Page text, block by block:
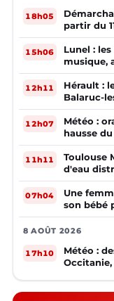
18h05
partir du
15h06
Lunel :
musique,
12h11
Hérault :
Balaruc-
12h07
Météo :
hausse
11h11
Toulouse
d'eau
07h04
Une
son bébé
8 AOÛT 2026
17h10
Météo :